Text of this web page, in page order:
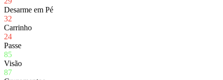
Desarme em Pé
32
Carrinho
24
Passe
85
Visão
87